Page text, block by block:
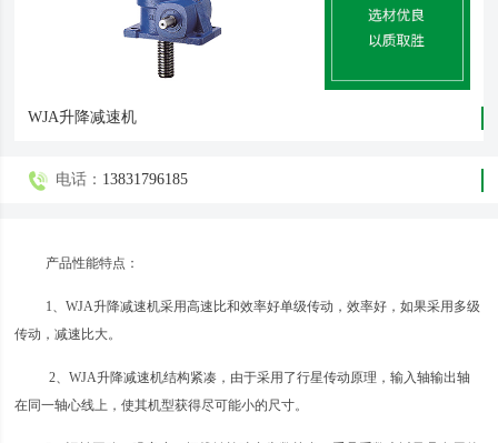
WJA升降减速机
电话： 13831796185
产品性能特点：
1、WJA升降减速机采用高速比和效率好单级传动，效率好，如果采用多级
传动，减速比大。
2、WJA升降减速机结构紧凑，由于采用了行星传动原理，输入轴输出轴
在同一轴心线上，使其机型获得尽可能小的尺寸。